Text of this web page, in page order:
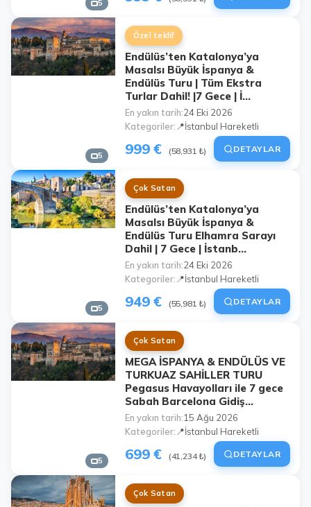
5
5
Özel teklif
Endülüs’ten Katalonya’ya
Masalsı Büyük İspanya &
Endülüs Turu | Tüm Ekstra
Turlar Dahil! |7 Gece | İ...
En yakın tarih 24 Eki 2026
Kategoriler 📍İstanbul Hareketli
999 € (58,931 ₺) DETAYLAR
5
Çok Satan
Endülüs’ten Katalonya’ya
Masalsı Büyük İspanya &
Endülüs Turu Elhamra Sarayı
Dahil | 7 Gece | İstanb...
En yakın tarih 24 Eki 2026
Kategoriler 📍İstanbul Hareketli
949 € (55,981 ₺) DETAYLAR
5
Çok Satan
MEGA İSPANYA & ENDÜLÜS VE
TURKUAZ SAHİLLER TURU
Pegasus Havayolları ile 7 gece
Sabah Barcelona Gidiş...
En yakın tarih 15 Ağu 2026
Kategoriler 📍İstanbul Hareketli
699 € (41,234 ₺) DETAYLAR
Çok Satan